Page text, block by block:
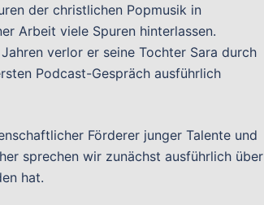
der christlichen Popmusik in
Arbeit viele Spuren hinterlassen.
verlor er seine Tochter Sara durch
Podcast-Gespräch ausführlich
Förderer junger Talente und
sprechen wir zunächst ausführlich über
hat.